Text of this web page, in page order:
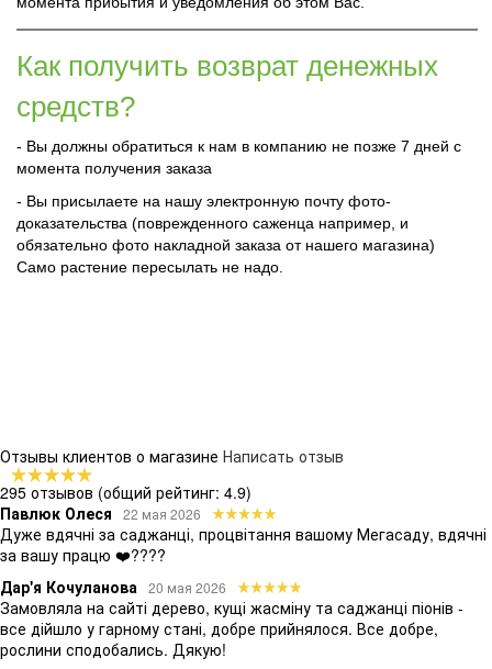
Как получить возврат денежных
средств?
- Вы должны обратиться к нам в компанию не позже 7 дней с
момента получения заказа
- Вы присылаете на нашу электронную почту фото-
доказательства (поврежденного саженца например, и
обязательно фото накладной заказа от нашего магазина)
Само растение пересылать не надо.
Отзывы клиентов о магазине Написать отзыв
295 отзывов (общий рейтинг: 4.9)
Павлюк Олеся
22 мая 2026
Дуже вдячні за саджанці, процвітання вашому Мегасаду, вдячні
за вашу працю ❤️????
Дар'я Кочуланова 20 мая 2026
Замовляла на сайті дерево, кущі жасміну та саджанці піонів -
все дійшло у гарному стані, добре прийнялося. Все добре,
рослини сподобались. Дякую!